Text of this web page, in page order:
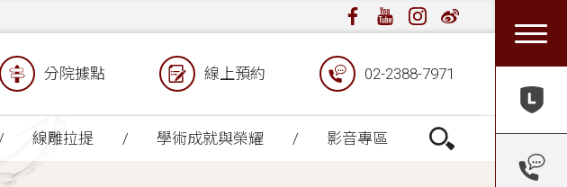
分院據點 線上預約 02-2388-7971
線雕拉提 學術成就與榮耀 影音專區